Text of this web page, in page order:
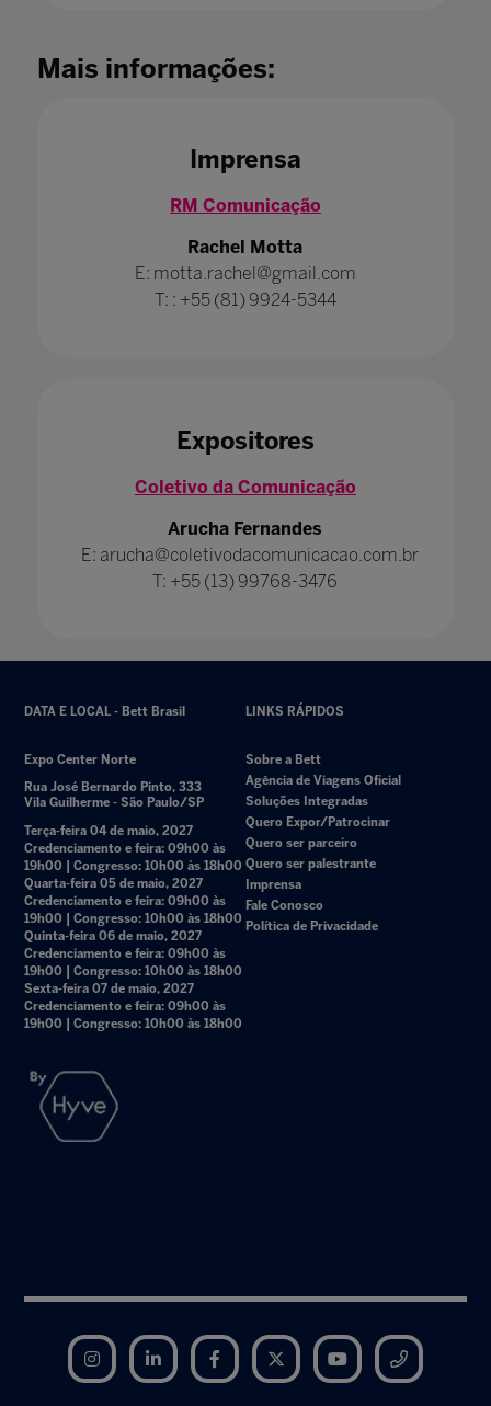
Mais informações:
Imprensa
RM Comunicação
Rachel Motta
E: motta.rachel@gmail.com
T: : +55 (81) 9924-5344
Expositores
Coletivo da Comunicação
Arucha Fernandes
E: arucha@coletivodacomunicacao.com.br
T: +55 (13) 99768-3476
DATA E LOCAL - Bett Brasil
Expo Center Norte
Rua José Bernardo Pinto, 333
Vila Guilherme - São Paulo/SP
Terça-feira 04 de maio, 2027
Credenciamento e feira: 09h00 às
19h00 | Congresso: 10h00 às 18h00
Quarta-feira 05 de maio, 2027
Credenciamento e feira: 09h00 às
19h00 | Congresso: 10h00 às 18h00
Quinta-feira 06 de maio, 2027
Credenciamento e feira: 09h00 às
19h00 | Congresso: 10h00 às 18h00
Sexta-feira 07 de maio, 2027
Credenciamento e feira: 09h00 às
19h00 | Congresso: 10h00 às 18h00
LINKS RÁPIDOS
Sobre a Bett
Agência de Viagens Oficial
Soluções Integradas
Quero Expor/Patrocinar
Quero ser parceiro
Quero ser palestrante
Imprensa
Fale Conosco
Política de Privacidade
Instagram LinkedIn Facebook Twitter YouTube